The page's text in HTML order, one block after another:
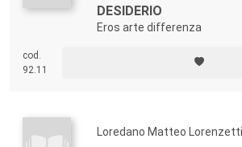
DESIDERIO
Eros arte differenza
cod.
92.11
Loredano Matteo Lorenzetti